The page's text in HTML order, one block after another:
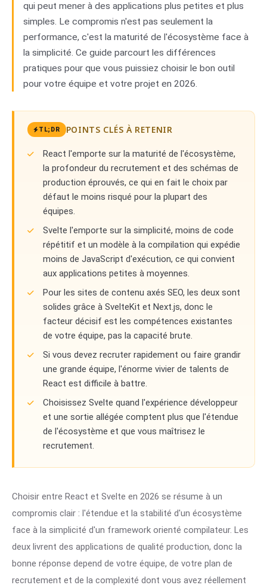
qui peut mener à des applications plus petites et plus
simples. Le compromis n'est pas seulement la
performance, c'est la maturité de l'écosystème face à
la simplicité. Ce guide parcourt les différences
pratiques pour que vous puissiez choisir le bon outil
pour votre équipe et votre projet en 2026.
TL;DR POINTS CLÉS À RETENIR
React l'emporte sur la maturité de l'écosystème,
la profondeur du recrutement et des schémas de
production éprouvés, ce qui en fait le choix par
défaut le moins risqué pour la plupart des
équipes.
Svelte l'emporte sur la simplicité, moins de code
répétitif et un modèle à la compilation qui expédie
moins de JavaScript d'exécution, ce qui convient
aux applications petites à moyennes.
Pour les sites de contenu axés SEO, les deux sont
solides grâce à SvelteKit et Next.js, donc le
facteur décisif est les compétences existantes
de votre équipe, pas la capacité brute.
Si vous devez recruter rapidement ou faire grandir
une grande équipe, l'énorme vivier de talents de
React est difficile à battre.
Choisissez Svelte quand l'expérience développeur
et une sortie allégée comptent plus que l'étendue
de l'écosystème et que vous maîtrisez le
recrutement.
Choisir entre React et Svelte en 2026 se résume à un
compromis clair : l'étendue et la stabilité d'un écosystème
face à la simplicité d'un framework orienté compilateur. Les
deux livrent des applications de qualité production, donc la
bonne réponse depend de votre équipe, de votre plan de
recrutement et de la complexité dont vous avez réellement